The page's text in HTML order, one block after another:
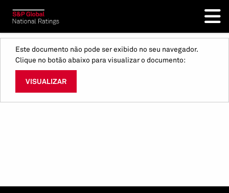
Este documento não pode ser exibido no seu navegador.
Clique no botão abaixo para visualizar o documento:
VISUALIZAR